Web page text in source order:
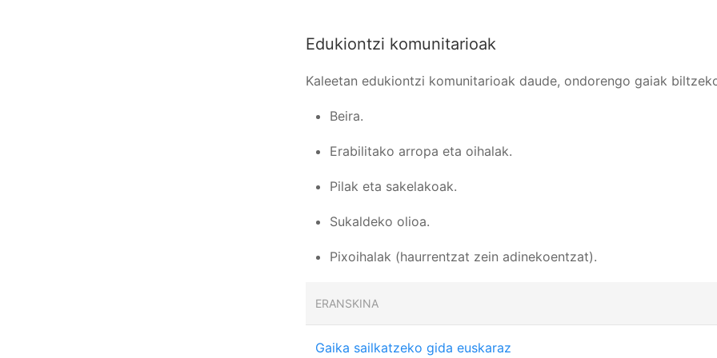
Edukiontzi komunitarioak
Kaleetan edukiontzi komunitarioak daude, ondorengo gaiak
Beira.
Erabilitako arropa eta oihalak.
Pilak eta sakelakoak.
Sukaldeko olioa.
Pixoihalak (haurrentzat zein adinekoentzat).
ERANSKINA
Gaika sailkatzeko gida euskaraz